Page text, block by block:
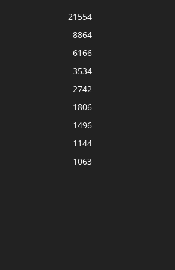
21554
8864
6166
3534
2742
1806
1496
1144
1063